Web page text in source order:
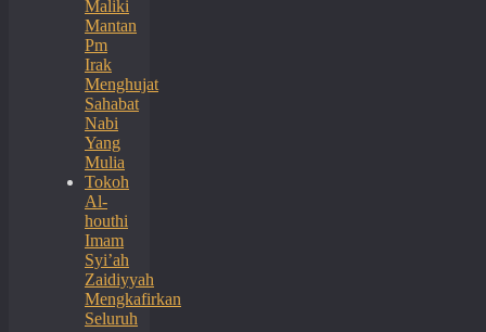
Maliki
Mantan
Pm
Irak
Menghujat
Sahabat
Nabi
Yang
Mulia
Tokoh
Al-
houthi
Imam
Syi’ah
Zaidiyyah
Mengkafirkan
Seluruh